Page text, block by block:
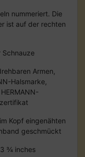
nummeriert. Die
ist auf der rechten
Armen,
Halsmarke,
Kopf eingenähten
geschmückt
¾ inches